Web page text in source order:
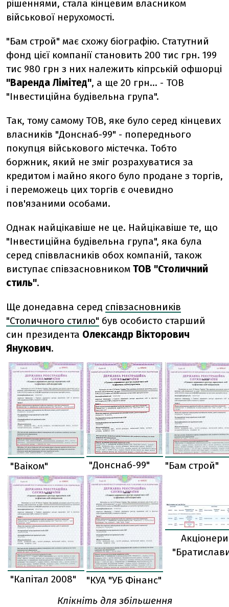
рішеннями, стала кінцевим власником
військової нерухомості.
"Бам строй" має схожу біографію. Статутний
фонд цієї компанії становить 200 тис грн. 199
тис 980 грн з них належить кіпрській офшорці
"Варенда Лімітед", а ще 20 грн... - ТОВ
"Інвестиційна будівельна група".
Так, тому самому ТОВ, яке було серед кінцевих
власників "Донснаб-99" - попереднього
покупця військового містечка. Тобто
боржник, який не зміг розрахуватися за
кредитом і майно якого було продане з торгів,
і переможець цих торгів є очевидно
пов'язаними особами.
Однак найцікавіше не це. Найцікавіше те, що
"Інвестиційна будівельна група", яка була
серед співвласників обох компаній, також
виступає співзасновником ТОВ "Столичний
стиль".
Ще донедавна серед співзасновників
"Столичного стилю" був особисто старший
син президента Олександр Вікторович
Янукович.
"Ваіком" "Донснаб-99" "Бам строй"
"Капітал 2008" "КУА "УБ Фінанс"
Акціонери
Клікніть для збільшення